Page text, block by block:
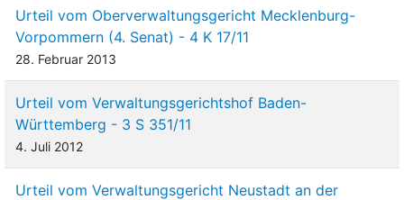
Urteil vom Oberverwaltungsgericht Mecklenburg-
Vorpommern (4. Senat) - 4 K 17/11
28. Februar 2013
Urteil vom Verwaltungsgerichtshof Baden-
Württemberg - 3 S 351/11
4. Juli 2012
Urteil vom Verwaltungsgericht Neustadt an der